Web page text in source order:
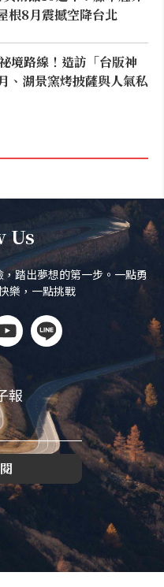
根8月震撼空降台北
境路線！造訪「台版神
、湖景窯烤披薩與人氣私
Us
踏出夢想的第一步。一點勇
樂，一點挑戰
報